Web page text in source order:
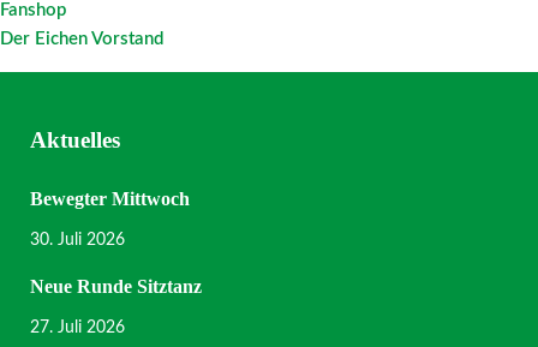
Fanshop
Der Eichen Vorstand
Aktuelles
Bewegter Mittwoch
30. Juli 2026
Neue Runde Sitztanz
27. Juli 2026